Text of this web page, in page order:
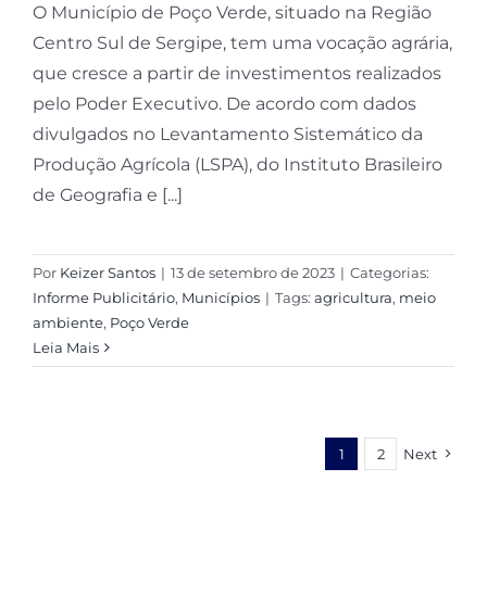
O Município de Poço Verde, situado na Região
Centro Sul de Sergipe, tem uma vocação agrária,
que cresce a partir de investimentos realizados
pelo Poder Executivo. De acordo com dados
divulgados no Levantamento Sistemático da
Produção Agrícola (LSPA), do Instituto Brasileiro
de Geografia e [...]
Por Keizer Santos | 13 de setembro de 2023 | Categorias:
Informe Publicitário, Municípios | Tags: agricultura, meio
ambiente, Poço Verde
Leia Mais
1 2 Next